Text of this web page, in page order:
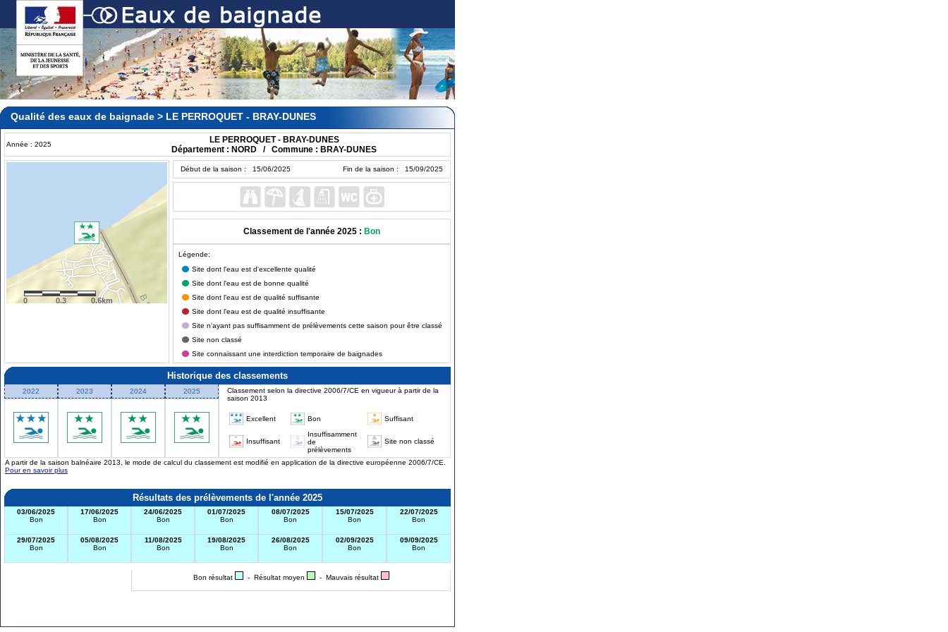
Qualité des eaux de baignade > LE PERROQUET - BRAY-DUNES
Année : 2025
LE PERROQUET - BRAY-DUNES
Département : NORD / Commune : BRAY-DUNES
0 0.3 0.6km
Début de la saison : 15/06/2025 Fin de la saison : 15/09/2025
Classement de l'année 2025 : Bon
Légende:
Site dont l'eau est d'excellente qualité
Site dont l'eau est de bonne qualité
Site dont l'eau est de qualité suffisante
Site dont l'eau est de qualité insuffisante
Site n'ayant pas suffisamment de prélèvements cette saison pour être classé
Site non classé
Site connaissant une interdiction temporaire de baignades
Historique des classements
2022 2023 2024 2025
Classement selon la directive 2006/7/CE en vigueur à partir de la
saison 2013
Excellent Bon Suffisant
Insuffisant
Insuffisamment
de
prélèvements
Site non classé
A partir de la saison balnéaire 2013, le mode de calcul du classement est modifié en application de la directive européenne 2006/7/CE.
Pour en savoir plus
Résultats des prélèvements de l'année 2025
03/06/2025
Bon
17/06/2025
Bon
24/06/2025
Bon
01/07/2025
Bon
08/07/2025
Bon
15/07/2025
Bon
22/07/2025
Bon
29/07/2025
Bon
05/08/2025
Bon
11/08/2025
Bon
19/08/2025
Bon
26/08/2025
Bon
02/09/2025
Bon
09/09/2025
Bon
Bon résultat - Résultat moyen - Mauvais résultat